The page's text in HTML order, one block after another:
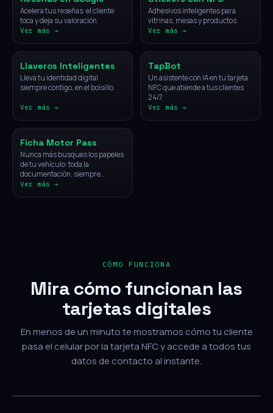
Acelera tus reseñas: el cliente
toca y deja su valoración.
Ver más →
Adhesivos inteligentes para
vitrinas, mesas y productos.
Ver más →
NFC
Llaveros Inteligentes
Lleva tu identidad digital
siempre contigo, en el bolsillo.
Ver más →
IA
TapBot
Un asistente con IA en tu tarjeta
NFC que atiende a tus clientes
24/7.
Ver más →
Vehículos
Ficha Motor Pass
Nunca más busques los papeles
de tu vehículo: toda la
documentación, siempre
disponible con un solo toque.
Ver más →
CÓMO FUNCIONA
Mira cómo funcionan las
tarjetas digitales
En menos de un minuto te mostramos cómo tu cliente
pasa el celular por la tarjeta NFC y accede a todos tus
datos de contacto al instante.